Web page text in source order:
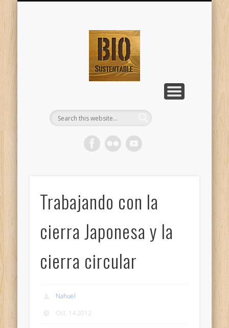
Trabajando con la
cierra Japonesa y la
cierra circular
Nahuel
Oct, 14 2012